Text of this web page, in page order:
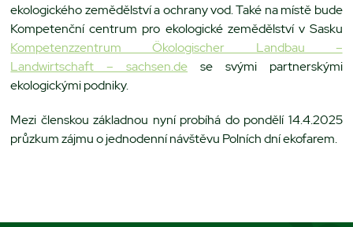
ekologického zemědělství a ochrany vod. Také na místě bude
Kompetenční centrum pro ekologické zemědělství v Sasku
Kompetenzzentrum Ökologischer Landbau –
Landwirtschaft – sachsen.de se svými partnerskými
ekologickými podniky.
Mezi členskou základnou nyní probíhá do pondělí 14.4.2025
průzkum zájmu o jednodenní návštěvu Polních dní ekofarem.